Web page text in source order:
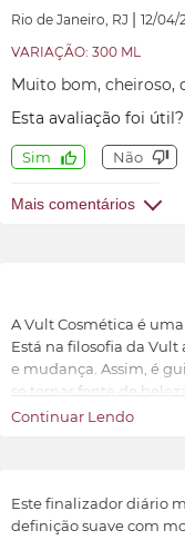
Rio de Janeiro, RJ | 12/04/
VARIAÇÃO: 300 ML
Muito bom, cheiroso,
Esta avaliação foi útil?
Sim Não
Mais comentários
A Vult Cosmética é
Está na filosofia da
e mudança. Assim, é
se tornar fonte de
Cosmética é oferecer
Continuar Lendo
Este finalizador diário
definição suave com